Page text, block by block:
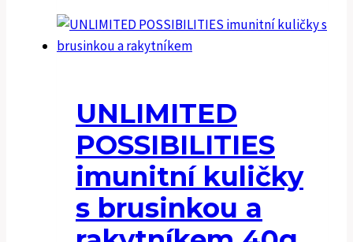
UNLIMITED
POSSIBILITIES
imunitní kuličky
s brusinkou a